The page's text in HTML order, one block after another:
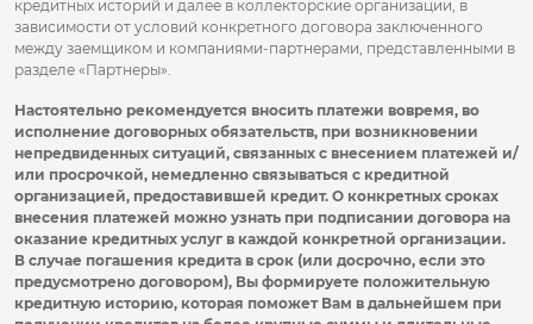
кредитных историй и далее в коллекторские организации, в
зависимости от условий конкретного договора заключенного
между заемщиком и компаниями-партнерами, представленными в
разделе «Партнеры».
Настоятельно рекомендуется вносить платежи вовремя, во
исполнение договорных обязательств, при возникновении
непредвиденных ситуаций, связанных с внесением платежей и/
или просрочкой, немедленно связываться с кредитной
организацией, предоставившей кредит. О конкретных сроках
внесения платежей можно узнать при подписании договора на
оказание кредитных услуг в каждой конкретной организации.
В случае погашения кредита в срок (или досрочно, если это
предусмотрено договором), Вы формируете положительную
кредитную историю, которая поможет Вам в дальнейшем при